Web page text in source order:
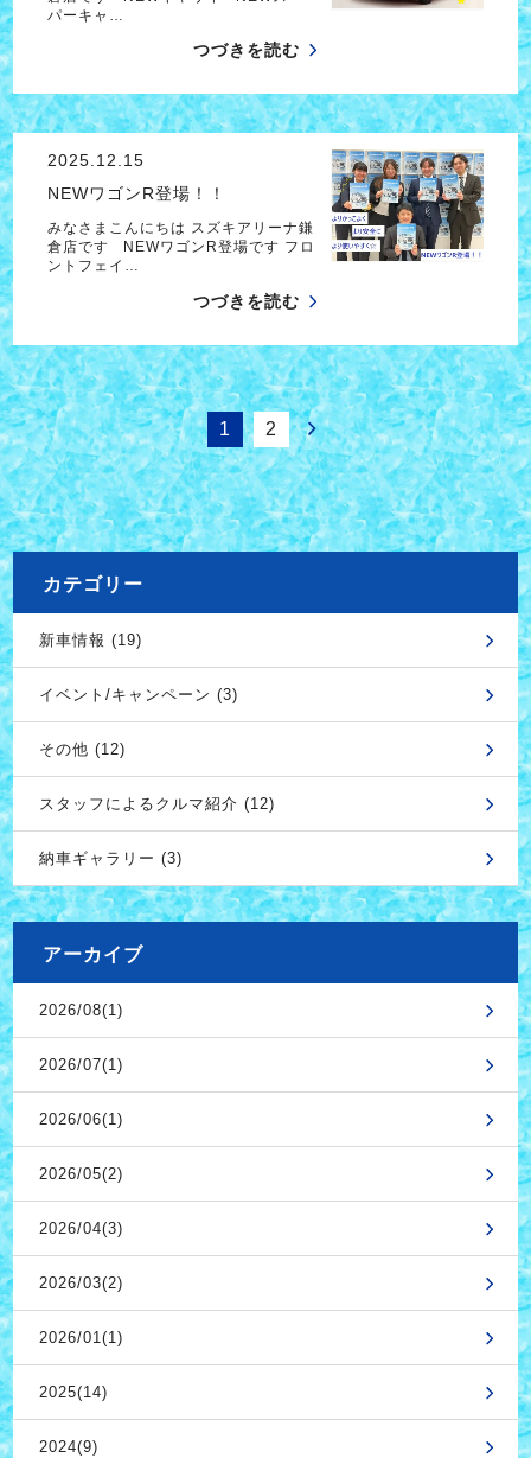
パーキャ…
つづきを読む
2025.12.15
NEWワゴンR登場！！
みなさまこんにちは スズキアリーナ鎌
倉店です NEWワゴンR登場です フロ
ントフェイ…
つづきを読む
1 2
カテゴリー
新車情報 (19)
イベント/キャンペーン (3)
その他 (12)
スタッフによるクルマ紹介 (12)
納車ギャラリー (3)
アーカイブ
2026/08(1)
2026/07(1)
2026/06(1)
2026/05(2)
2026/04(3)
2026/03(2)
2026/01(1)
2025(14)
2024(9)